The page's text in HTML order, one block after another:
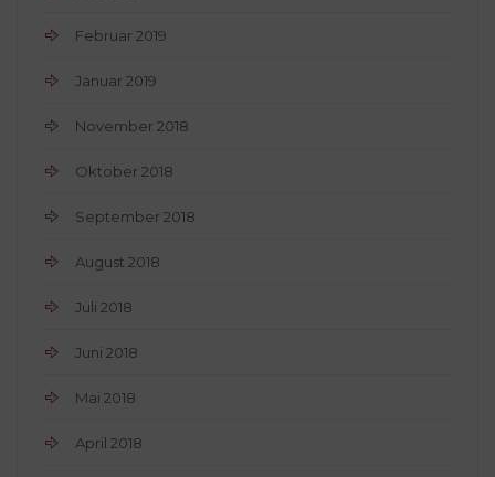
Februar 2019
Januar 2019
November 2018
Oktober 2018
September 2018
August 2018
Juli 2018
Juni 2018
Mai 2018
April 2018